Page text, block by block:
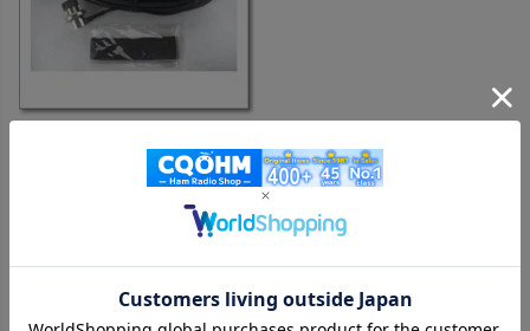
ケーブルの引回しの自由度が、上がります。
コネクターも分解できてスリムにできるのも(￣ー￣)ｂｸﾞｯ!